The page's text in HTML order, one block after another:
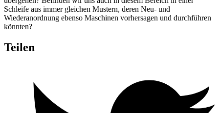
Schleife aus immer gleichen Mustern, deren Neu- und
Wiederanordnung ebenso Maschinen vorhersagen und durchführen
könnten?
Teilen